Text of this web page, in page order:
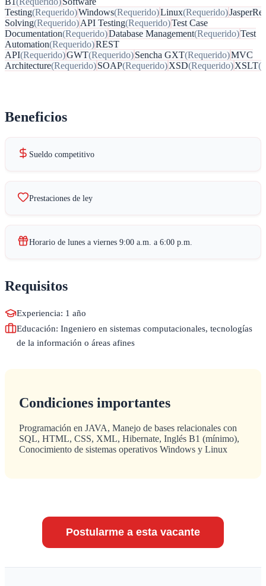
Testing(Requerido)Windows(Requerido)Linux(Requerido)
Solving(Requerido)API Testing(Requerido)Test Case
Documentation(Requerido)Database Management(Requerido)Test
Automation(Requerido)REST
API(Requerido)GWT(Requerido)Sencha GXT(Requerido)MVC
Architecture(Requerido)SOAP(Requerido)XSD(Requerido)XSLT(
Beneficios
Sueldo competitivo
Prestaciones de ley
Horario de lunes a viernes 9:00 a.m. a 6:00 p.m.
Requisitos
Experiencia: 1 año
Educación: Ingeniero en sistemas computacionales, tecnologías
de la información o áreas afines
Condiciones importantes
Programación en JAVA, Manejo de bases relacionales con
SQL, HTML, CSS, XML, Hibernate, Inglés B1 (mínimo),
Conocimiento de sistemas operativos Windows y Linux
Postularme a esta vacante